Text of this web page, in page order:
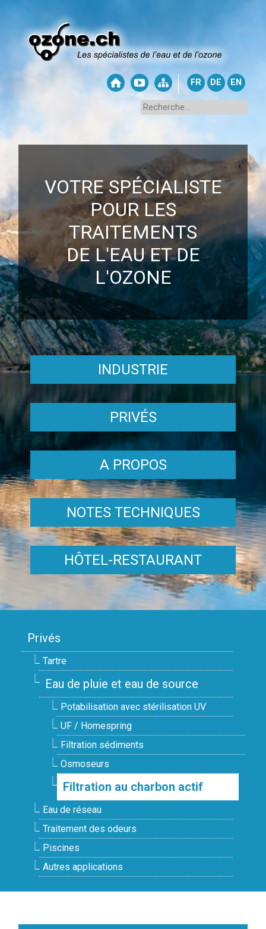
FR DE EN
VOTRE SPÉCIALISTE
POUR LES
TRAITEMENTS
DE L'EAU ET DE
L'OZONE
INDUSTRIE
PRIVÉS
A PROPOS
NOTES TECHNIQUES
HÔTEL-RESTAURANT
Privés
Tartre
Eau de pluie et eau de source
Potabilisation avec stérilisation UV
UF / Homespring
Filtration sédiments
Osmoseurs
Filtration au charbon actif
Eau de réseau
Traitement des odeurs
Piscines
Autres applications